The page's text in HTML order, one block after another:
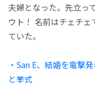
夫婦となった。先立っ
ウト！ 名前はチェチ
ていた。
・San E、結婚を電撃
と挙式